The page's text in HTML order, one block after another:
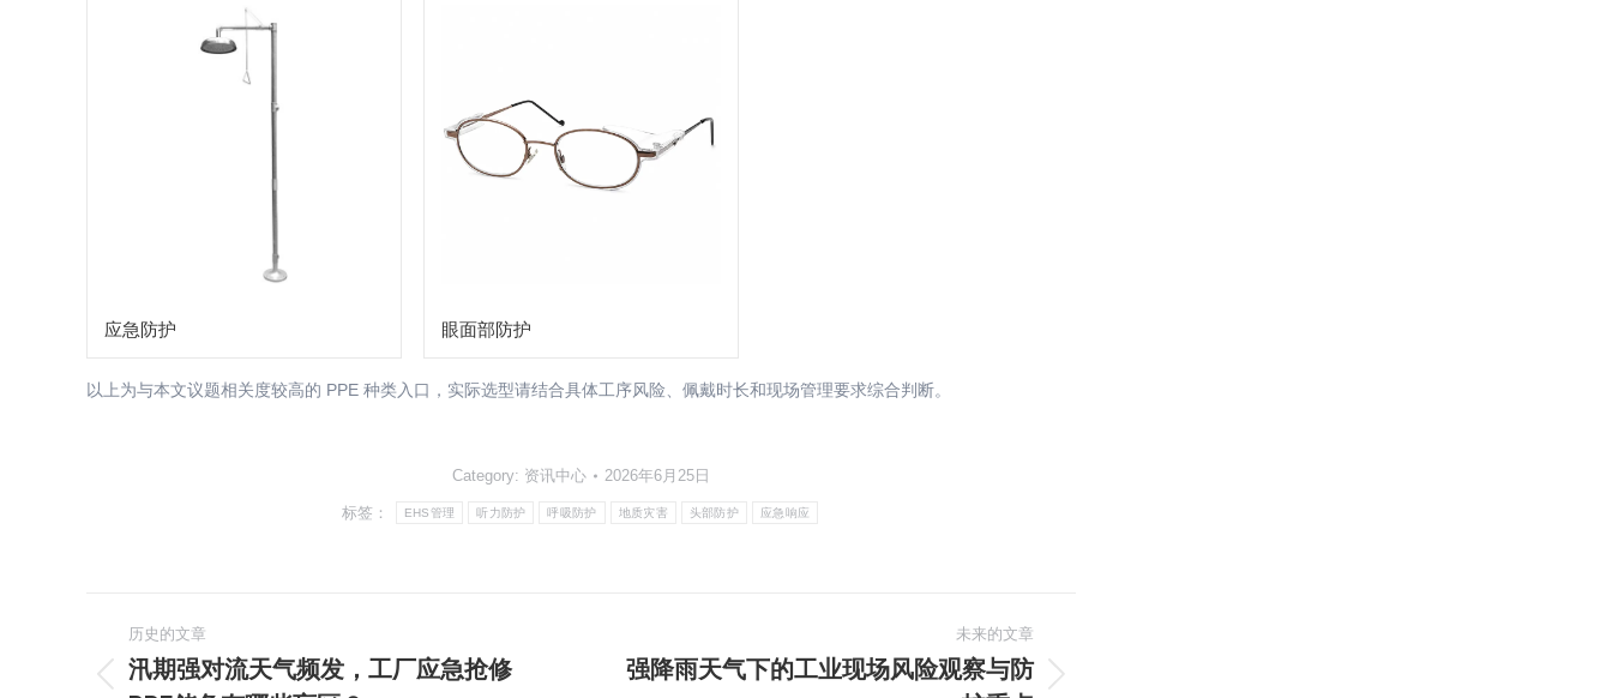
应急防护 眼面部防护
以上为与本文议题相关度较高的 PPE 种类入口，实际选型请结合具体工序风险、佩戴时长和现场管理要求综合判断。
Category: 资讯中心 2026年6月25日
标签： EHS管理 听力防护 呼吸防护 地质灾害 头部防护 应急响应
章
历史的文章
历
汛期强对流天气频发，工厂应急抢修
未来的文章
未
强降雨天气下的工业现场风险观察与防